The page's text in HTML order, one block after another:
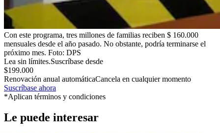
Con este programa, tres millones de familias reciben $ 160.000
mensuales desde el año pasado. No obstante, podría terminarse el
próximo mes. Foto: DPS
Lea sin límites.Suscríbase desde
$199.000
Renovación anual automáticaCancela en cualquier momento
Suscríbase ahora
*Aplican términos y condiciones
Le puede interesar